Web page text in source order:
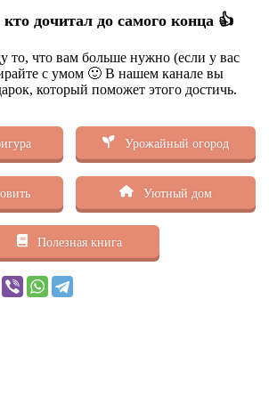
дочитал до самого конца 👍
то, что вам больше нужно (если у вас
с умом 🙂 В нашем канале вы
который поможет этого достичь.
Урожайный огород
Уютный дом
Полезная книга